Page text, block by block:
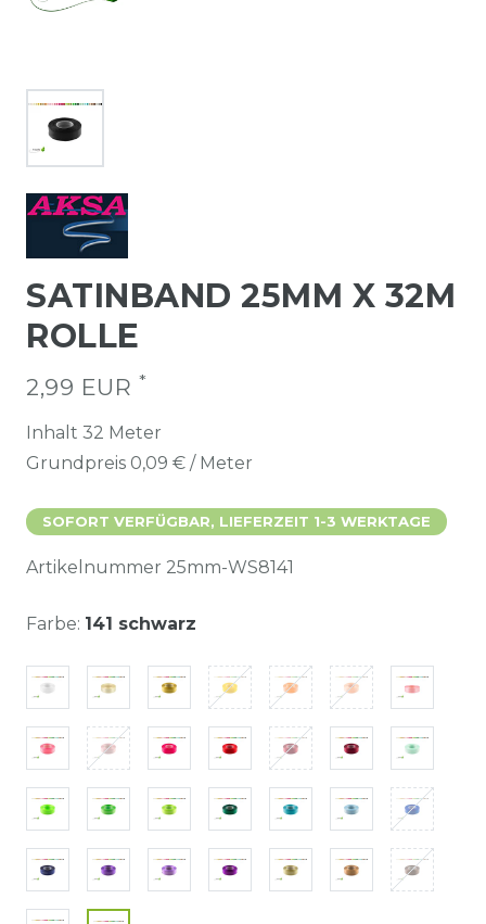
SATINBAND 25MM X 32M
ROLLE
2,99 EUR *
Inhalt 32 Meter
Grundpreis 0,09 € / Meter
SOFORT VERFÜGBAR, LIEFERZEIT 1-3 WERKTAGE
Artikelnummer 25mm-WS8141
Farbe: 141 schwarz